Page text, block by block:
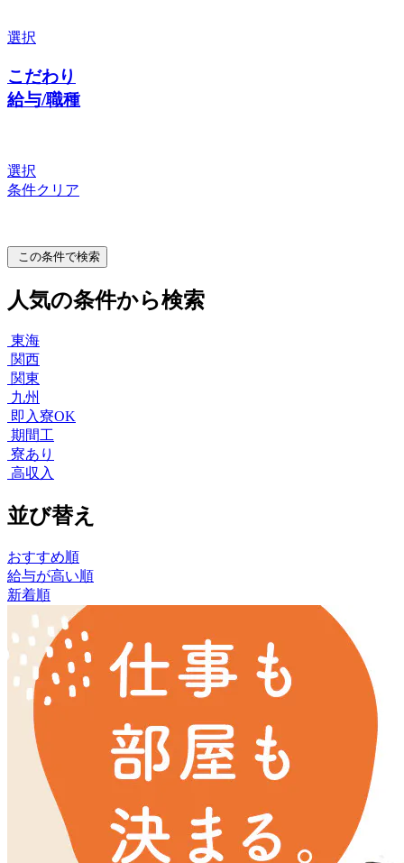
選択
こだわり
給与/職種
選択
条件クリア
この条件で検索
人気の条件から検索
東海
関西
関東
九州
即入寮OK
期間工
寮あり
高収入
並び替え
おすすめ順
給与が高い順
新着順